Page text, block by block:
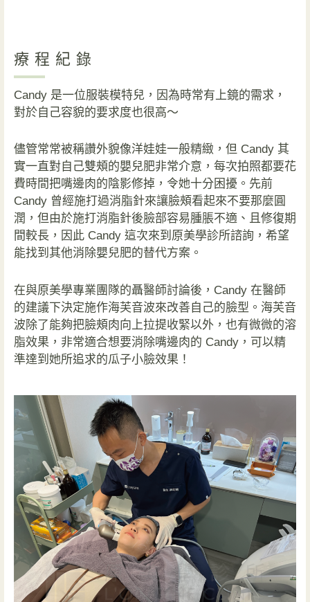
療程紀錄
Candy 是一位服裝模特兒，因為時常有上鏡的需求，
對於自己容貌的要求度也很高～
儘管常常被稱讚外貌像洋娃娃一般精緻，但 Candy 其
實一直對自己雙頰的嬰兒肥非常介意，每次拍照都要花
費時間把嘴邊肉的陰影修掉，令她十分困擾。先前
Candy 曾經施打過消脂針來讓臉頰看起來不要那麼圓
潤，但由於施打消脂針後臉部容易腫脹不適、且修復期
間較長，因此 Candy 這次來到原美學診所諮詢，希望
能找到其他消除嬰兒肥的替代方案。
在與原美學專業團隊的聶醫師討論後，Candy 在醫師
的建議下決定施作海芙音波來改善自己的臉型。海芙音
波除了能夠把臉頰肉向上拉提收緊以外，也有微微的溶
脂效果，非常適合想要消除嘴邊肉的 Candy，可以精
準達到她所追求的瓜子小臉效果！